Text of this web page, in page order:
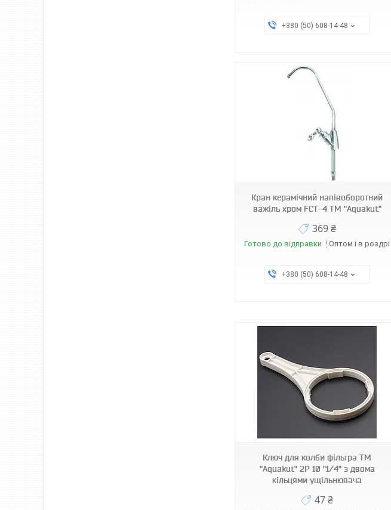
+380 (50) 608-14-48
Кран керамічний напівоборотний
важіль хром FCT-4 ТМ "Aquakut"
369 ₴
Готово до відправки Оптом і в роздріб
+380 (50) 608-14-48
Ключ для колби фільтра ТМ
"Aquakut" 2P 10 "1/4" з двома
кільцями ущільнювача
47 ₴